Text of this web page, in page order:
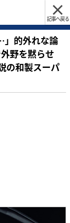
記事へ戻る
的外れな論
野を黙らせ
の和製スーパ